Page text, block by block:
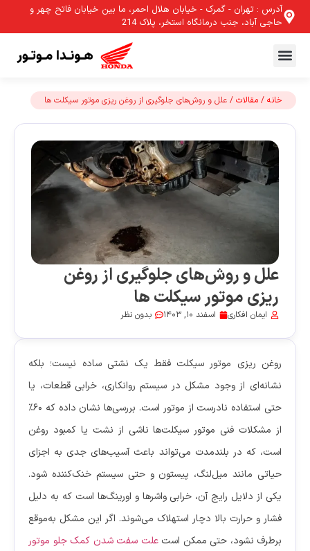
آدرس : تهران - گمرک - خیابان هلال احمر، ما بین خیابان فاتح چهر و
حاجی آباد، جنب درمانگاه استخر، پلاک 214
خانه / مقالات / علل و روش‌های جلوگیری از روغن ریزی موتور سیکلت ها
علل و روش‌های جلوگیری از روغن
ریزی موتور سیکلت ها
ایمان افکاری اسفند 10, 1403 بدون نظر
روغن ریزی موتور سیکلت فقط یک نشتی ساده نیست؛ بلکه
نشانه‌ای از وجود مشکل در سیستم روانکاری، خرابی قطعات، یا
حتی استفاده نادرست از موتور است. بررسی‌ها نشان داده که ۶۰٪
از مشکلات فنی موتور سیکلت‌ها ناشی از نشت یا کمبود روغن
است، که در بلندمدت می‌تواند باعث آسیب‌های جدی به اجزای
حیاتی مانند میل‌لنگ، پیستون و حتی سیستم خنک‌کننده شود.
یکی از دلایل رایج آن، خرابی واشرها و اورینگ‌ها است که به دلیل
فشار و حرارت بالا دچار استهلاک می‌شوند. اگر این مشکل به‌موقع
برطرف نشود، حتی ممکن استعلت سفت شدن کمک جلو موتور